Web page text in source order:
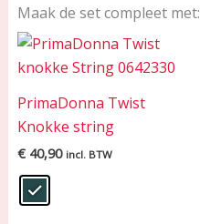
Maak de set compleet met:
PrimaDonna Twist
Knokke string
€40,90 incl. BTW